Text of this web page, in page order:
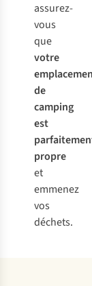
assurez-
vous
que
votre
de
camping
est
propre
et
emmenez
vos
déchets.